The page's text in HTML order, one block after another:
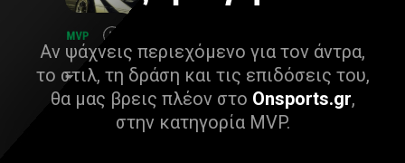
Αν ψάχνεις περιεχόμενο για τον άντρα,
το στιλ, τη δράση και τις επιδόσεις του,
θα μας βρεις πλέον στο Onsports.gr,
στην κατηγορία MVP.